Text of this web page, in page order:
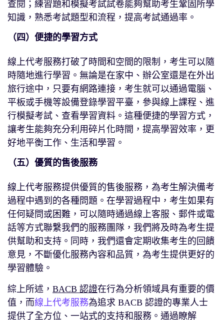
查閱；練習題和模擬考試試卷能夠幫助考生鞏固所學
知識，熟悉考試題型和流程，提高考試通過率。
（四）便捷的學習方式
線上代考服務打破了時間和空間的限制，考生可以隨
時隨地進行學習。無論是在家中、辦公室還是在外出
旅行途中，只要有網路連接，考生就可以通過電腦、
平板或手機等設備登錄學習平臺，參與線上課程、進
行模擬考試、查看學習資料。這種便捷的學習方式，
讓考生能夠充分利用碎片化時間，提高學習效率，更
好地平衡工作、生活和學習。
（五）優質的售後服務
線上代考服務提供優質的售後服務，為考生解決備考
過程中遇到的各種問題。在學習過程中，考生如果有
任何疑問或困難，可以隨時通過線上客服、郵件或電
話等方式聯繫我們的服務團隊，我們將及時為考生提
供幫助和支持。同時，我們還會定期收集考生的回饋
意見，不斷優化服務內容和品質，為考生提供更好的
學習體驗。
綜上所述， BACB 認證在行為分析領域具有重要的價
值，而線上代考服務為追求 BACB 認證的專業人士
提供了全方位、一站式的支持和服務。通過瞭解